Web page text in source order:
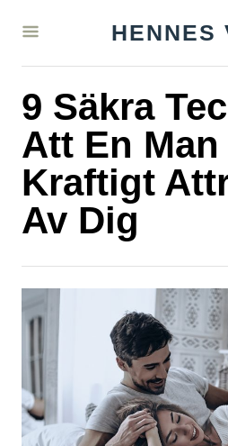
HENNES
9 Säkra
Att En
Kraftigt
Av Dig